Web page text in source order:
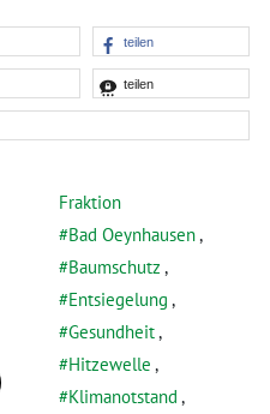
teilen
teilen
Fraktion
Bad Oeynhausen,
Baumschutz ,
Entsiegelung ,
Gesundheit,
Hitzewelle ,
Klimanotstand ,